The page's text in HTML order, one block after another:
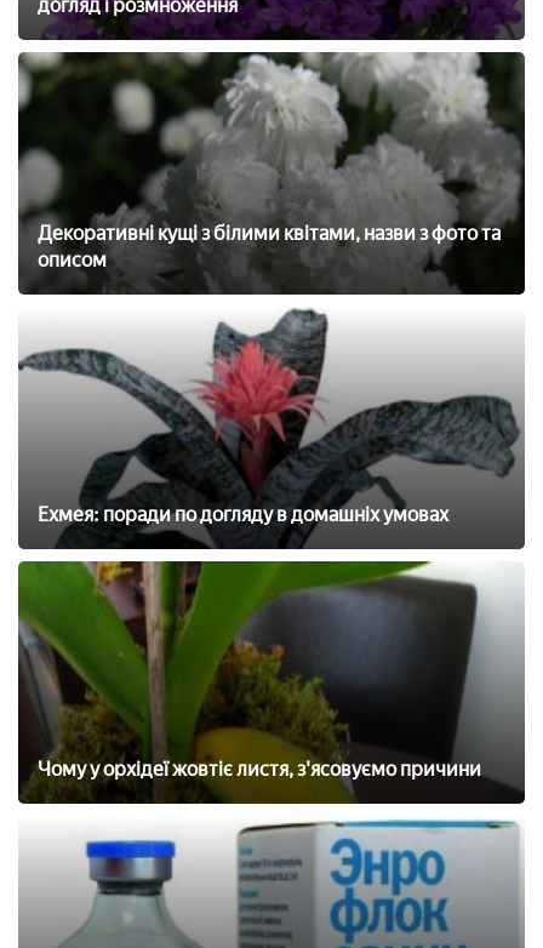
догляд і розмноження
Декоративні кущі з білими квітами, назви з фото та
описом
Ехмея: поради по догляду в домашніх умовах
Чому у орхідеї жовтіє листя, з'ясовуємо причини